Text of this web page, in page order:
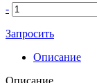
-
Запросить
Описание